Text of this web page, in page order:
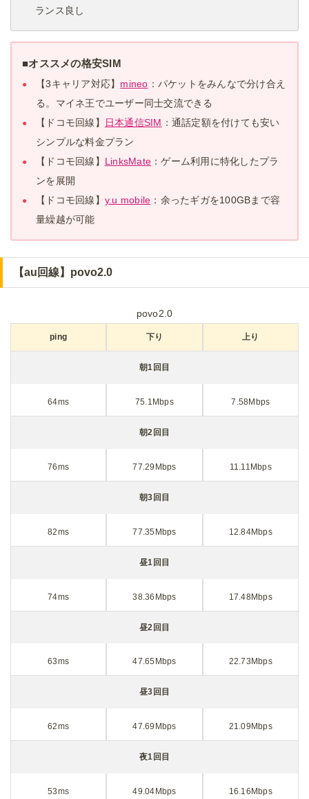
ランス良し
■オススメの格安SIM
【3キャリア対応】 mineo ：パケットをみんなで分け合え
る。マイネ王でユーザー同士交流できる
【ドコモ回線】
日本通信SIM ：通話定額を付けても安い
シンプルな料金プラン
【ドコモ回線】 LinksMate ：ゲーム利用に特化したプラ
ンを展開
【ドコモ回線】 y.u mobile ：余ったギガを100GBまで容
量繰越が可能
【au回線】povo2.0
povo2.0
ping 下り 上り
朝1回目
64ms 75.1Mbps 7.58Mbps
朝2回目
76ms 77.29Mbps 11.11Mbps
朝3回目
82ms 77.35Mbps 12.84Mbps
昼1回目
74ms 38.36Mbps 17.48Mbps
昼2回目
63ms 47.65Mbps 22.73Mbps
昼3回目
62ms 47.69Mbps 21.09Mbps
夜1回目
53ms 49.04Mbps 16.16Mbps